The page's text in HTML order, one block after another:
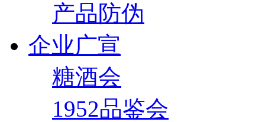
产品防伪
企业广宣
糖酒会
1952品鉴会